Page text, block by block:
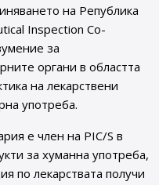
на Република
Inspection Co-
за
органи в областта
на лекарствени
употреба.
е член на PIC/S в
за хуманна употреба,
по лекарствата получи